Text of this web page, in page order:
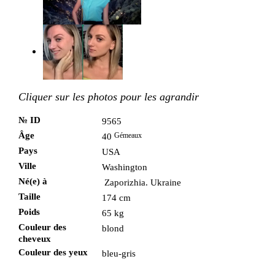
Cliquer sur les photos pour les agrandir
№ ID
9565
Âge
40 Gémeaux
Pays
USA
Ville
Washington
Né(e) à
Zaporizhia. Ukraine
Taille
174 cm
Poids
65 kg
Couleur des
cheveux
blond
Couleur des yeux
bleu-gris